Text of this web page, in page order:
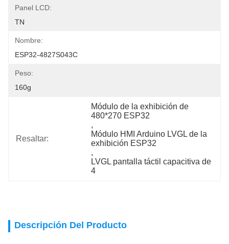
Panel LCD:
TN
Nombre:
ESP32-4827S043C
Peso:
160g
Resaltar:
Módulo de la exhibición de
480*270 ESP32
,
Módulo HMI Arduino LVGL de la
exhibición ESP32
,
LVGL pantalla táctil capacitiva de
4
Descripción Del Producto